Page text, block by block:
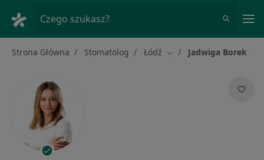
Czego szukasz?
Strona Główna Stomatolog Łódź Zmień miasto
Jadwiga Borek